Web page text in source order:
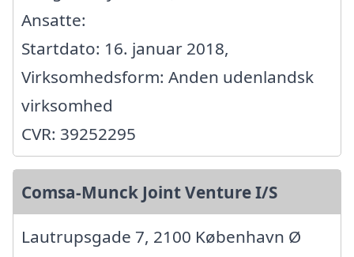
Ansatte:
Startdato: 16. januar 2018,
Virksomhedsform: Anden udenlandsk
virksomhed
CVR: 39252295
Comsa-Munck Joint Venture I/S
Lautrupsgade 7, 2100 København Ø